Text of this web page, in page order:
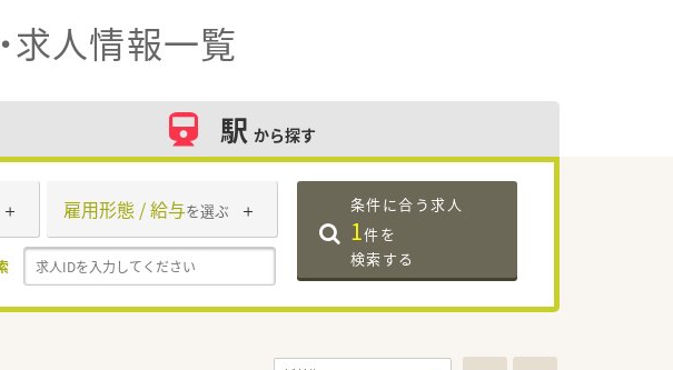
求人情報一覧
駅 から探す
雇用形態 / 給与を選ぶ 条件に合う求人
1件を
検索する